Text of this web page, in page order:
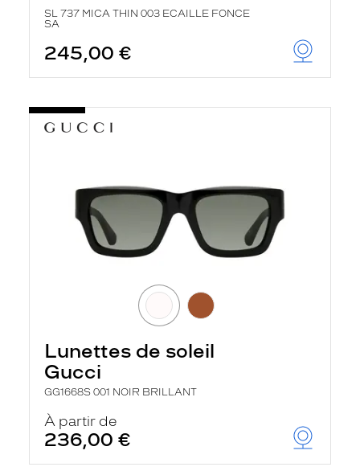
SL 737 MICA THIN 003 ECAILLE FONCE
SA
245,00 €
Lunettes de soleil
Gucci
GG1668S 001 NOIR BRILLANT
À partir de
236,00 €